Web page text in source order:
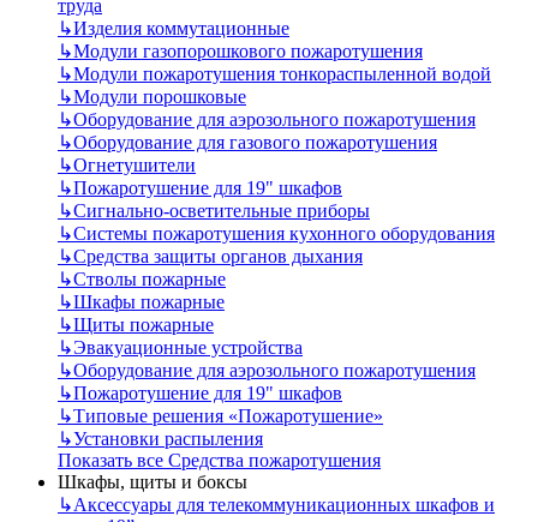
труда
↳Изделия коммутационные
↳Модули газопорошкового пожаротушения
↳Модули пожаротушения тонкораспыленной водой
↳Модули порошковые
↳Оборудование для аэрозольного пожаротушения
↳Оборудование для газового пожаротушения
↳Огнетушители
↳Пожаротушение для 19" шкафов
↳Сигнально-осветительные приборы
↳Системы пожаротушения кухонного оборудования
↳Средства защиты органов дыхания
↳Стволы пожарные
↳Шкафы пожарные
↳Щиты пожарные
↳Эвакуационные устройства
↳Оборудование для аэрозольного пожаротушения
↳Пожаротушение для 19" шкафов
↳Типовые решения «Пожаротушение»
↳Установки распыления
Показать все Средства пожаротушения
Шкафы, щиты и боксы
↳Аксессуары для телекоммуникационных шкафов и